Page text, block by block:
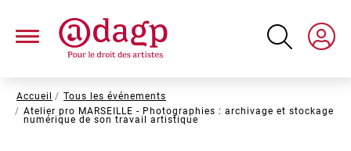
contenu
Fil
d'Ariane
Accueil
Tous les événements
Atelier pro MARSEILLE - Photographies : archivage et stockage
numérique de son travail artistique